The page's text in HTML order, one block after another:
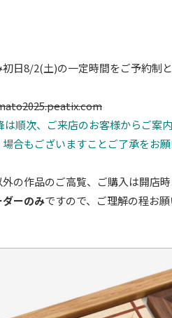
日8/2(土)の一定時間をご予約制と
順次、ご来店のお客様からご案
合もございますことご了承をお願
の作品のご高覧、ご購入は開店時
ーのみですので、ご理解の程お願